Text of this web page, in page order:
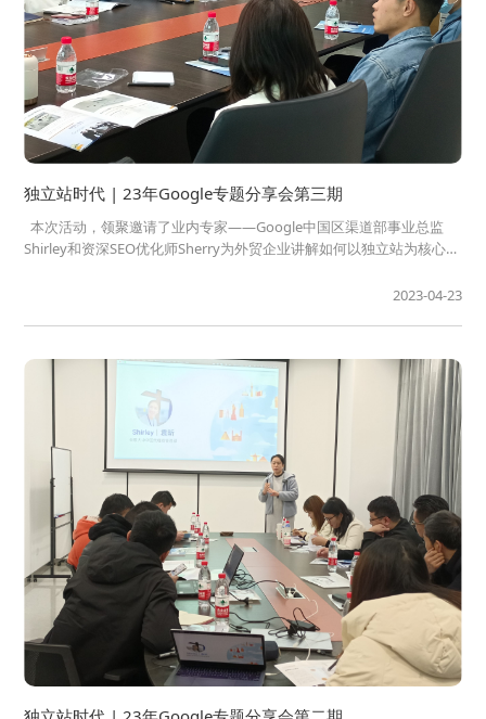
独立站时代 | 23年Google专题分享会第三期
本次活动，领聚邀请了业内专家——Google中国区渠道部事业总监
Shirley和资深SEO优化师Sherry为外贸企业讲解如何以独立站为核心，
2023-04-23